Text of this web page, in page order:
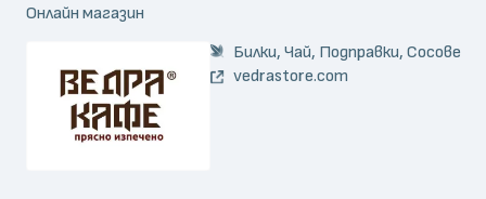
Онлайн магазин
Билки, Чай, Подправки, Сосове
vedrastore.com